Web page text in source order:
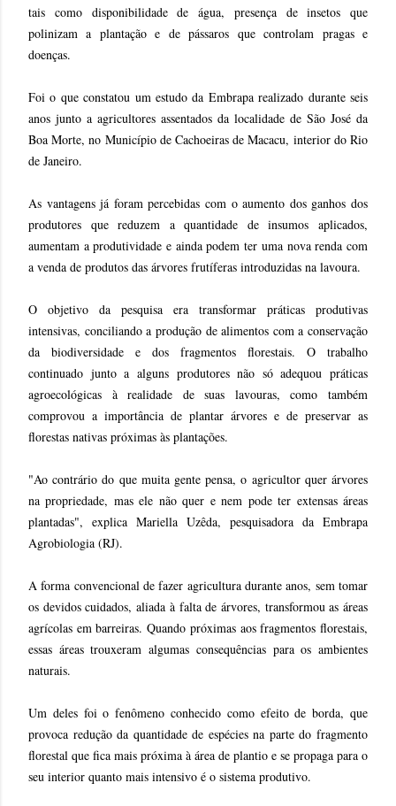
tais como disponibilidade de água, presença de insetos que
polinizam a plantação e de pássaros que controlam pragas e
doenças.
Foi o que constatou um estudo da Embrapa realizado durante seis
anos junto a agricultores assentados da localidade de São José da
Boa Morte, no Município de Cachoeiras de Macacu, interior do Rio
de Janeiro.
As vantagens já foram percebidas com o aumento dos ganhos dos
produtores que reduzem a quantidade de insumos aplicados,
aumentam a produtividade e ainda podem ter uma nova renda com
a venda de produtos das árvores frutíferas introduzidas na lavoura.
O objetivo da pesquisa era transformar práticas produtivas
intensivas, conciliando a produção de alimentos com a conservação
da biodiversidade e dos fragmentos florestais. O trabalho
continuado junto a alguns produtores não só adequou práticas
agroecológicas à realidade de suas lavouras, como também
comprovou a importância de plantar árvores e de preservar as
florestas nativas próximas às plantações.
"Ao contrário do que muita gente pensa, o agricultor quer árvores
na propriedade, mas ele não quer e nem pode ter extensas áreas
plantadas", explica Mariella Uzêda, pesquisadora da Embrapa
Agrobiologia (RJ).
A forma convencional de fazer agricultura durante anos, sem tomar
os devidos cuidados, aliada à falta de árvores, transformou as áreas
agrícolas em barreiras. Quando próximas aos fragmentos florestais,
essas áreas trouxeram algumas consequências para os ambientes
naturais.
Um deles foi o fenômeno conhecido como efeito de borda, que
provoca redução da quantidade de espécies na parte do fragmento
florestal que fica mais próxima à área de plantio e se propaga para o
seu interior quanto mais intensivo é o sistema produtivo.